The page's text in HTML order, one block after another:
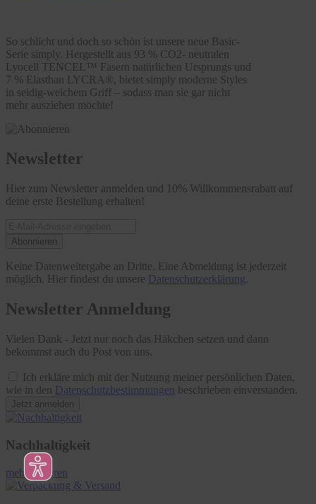
So schlicht und doch so schön ist unsere neue Basic-
Serie simply. Hergestellt aus 93 % CO2- neutralen
Lyocell TENCEL™ Fasern natürlichen Ursprungs und
7 % Elasthan LYCRA®, bietet simply moderne Styles
in seidig-weichem Griff – sodass man sie gar nicht
mehr ausziehen möchte!
Newsletter
Hier zum Newsletter anmelden und 10% Willkommensrabatt auf
deine erste Bestellung erhalten!
Abonnieren
Keine Datenweitergabe an Dritte. Eine Abmeldung ist jederzeit
möglich. Hier findest du unsere Datenschutzerklärung
Newsletter Anmeldung
Vielen Dank - Jetzt nur noch das Häkchen setzen und dann
bekommst auch du Post von uns.
Ich erkläre mich mit der Nutzung meiner persönlichen Daten,
wie in den Datenschutzbestimmungen beschrieben einverstanden.
Jetzt anmelden
Nachhaltigkeit
mehr erfahren